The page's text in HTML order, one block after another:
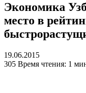
Экономика
место в
19.06.2015
305 Время чтения: 1